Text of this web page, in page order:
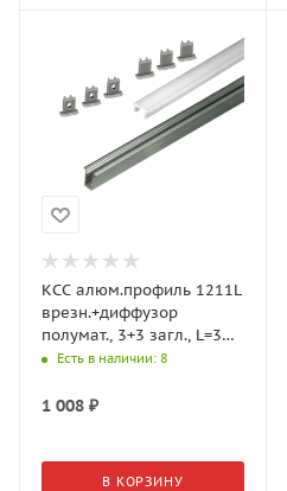
КСС алюм.профиль 1211L
врезн.+диффузор
полумат., 3+3 загл., L=3м,
Серебро 19.143.38.800
Есть в наличии: 8
1 008 ₽
В КОРЗИНУ